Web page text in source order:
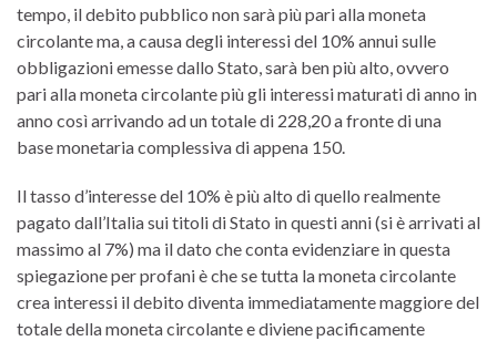
tempo, il debito pubblico non sarà più pari alla moneta
circolante ma, a causa degli interessi del 10% annui sulle
obbligazioni emesse dallo Stato, sarà ben più alto, ovvero
pari alla moneta circolante più gli interessi maturati di anno in
anno così arrivando ad un totale di 228,20 a fronte di una
base monetaria complessiva di appena 150.
Il tasso d’interesse del 10% è più alto di quello realmente
pagato dall’Italia sui titoli di Stato in questi anni (si è arrivati al
massimo al 7%) ma il dato che conta evidenziare in questa
spiegazione per profani è che se tutta la moneta circolante
crea interessi il debito diventa immediatamente maggiore del
totale della moneta circolante e diviene pacificamente